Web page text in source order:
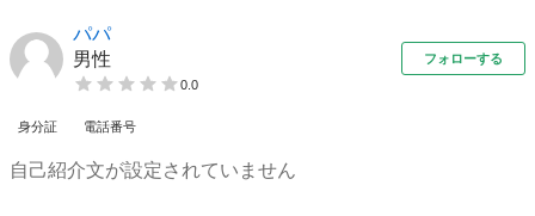
パパ
男性
0.0
フォローする
身分証 電話番号
自己紹介文が設定されていません